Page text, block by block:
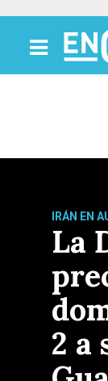
IRÁN EN
La
2 a